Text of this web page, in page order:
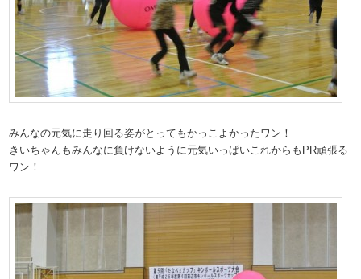
みんなの元気に走り回る姿がとってもかっこよかったワン！
きいちゃんもみんなに負けないように元気いっぱいこれからもPR頑張る
ワン！